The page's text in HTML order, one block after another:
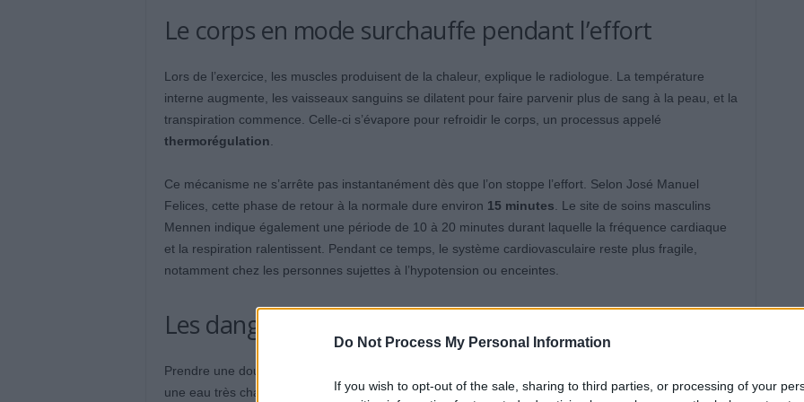
Do Not Process My Personal Information
If you wish to opt-out of the sale, sharing to third parties, or processing of your
Le corps en mode surchauffe pendant l’effort
Lors de l’exercice, les muscles produisent de la chaleur, explique le radiologue. La température
interne augmente, les vaisseaux sanguins se dilatent pour faire parvenir plus de sang à la peau, et la
transpiration commence. Celle-ci s’évapore pour refroidir le corps, un processus appelé
thermorégulation
Ce mécanisme ne s’arrête pas instantanément dès que l’on stoppe l’effort. Selon José Manuel
Felices, cette phase de retour à la normale dure environ 15 minutes . Le site de soins masculins
Mennen indique également une période de 10 à 20 minutes durant laquelle la fréquence cardiaque
et la respiration ralentissent. Pendant ce temps, le système cardiovasculaire reste plus fragile,
notamment chez les personnes sujettes à l’hypotension ou enceintes.
Les dangers d’une douche immédiate
Prendre une douche juste après l’effort peut entraîner plusieurs problèmes. Si l’on se précipite sous
une eau très chaude, cela prolonge la vasodilatation, empêche la sueur de s’évaporer et peut faire